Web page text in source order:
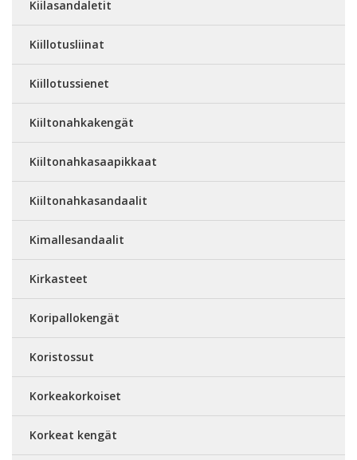
Kiilasandaletit
Kiillotusliinat
Kiillotussienet
Kiiltonahkakengät
Kiiltonahkasaapikkaat
Kiiltonahkasandaalit
Kimallesandaalit
Kirkasteet
Koripallokengät
Koristossut
Korkeakorkoiset
Korkeat kengät